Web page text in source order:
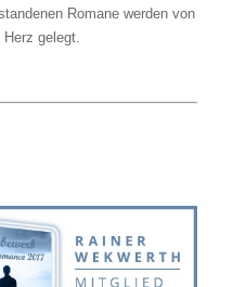
Romane werden von
gelegt.